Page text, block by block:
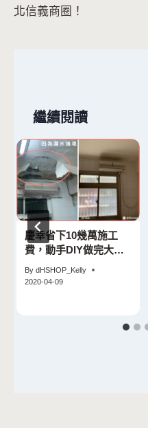
導
北信義商圈！
繼續閱讀
慶幸省下10幾萬施工
費，動手DIY做完大雨
By dHSHOP_Kelly
2020-04-09